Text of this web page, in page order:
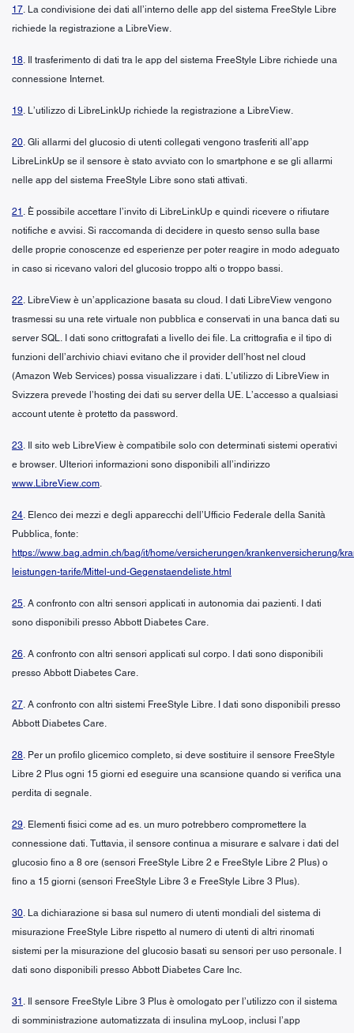
17. La condivisione dei dati all’interno delle app del sistema FreeStyle Libre
richiede la registrazione a LibreView.
18. Il trasferimento di dati tra le app del sistema FreeStyle Libre richiede una
connessione Internet.
19. L’utilizzo di LibreLinkUp richiede la registrazione a LibreView.
20. Gli allarmi del glucosio di utenti collegati vengono trasferiti all’app
LibreLinkUp se il sensore è stato avviato con lo smartphone e se gli allarmi
nelle app del sistema FreeStyle Libre sono stati attivati.
21 . È possibile accettare l’invito di LibreLinkUp e quindi ricevere o rifiutare
notifiche e avvisi. Si raccomanda di decidere in questo senso sulla base
delle proprie conoscenze ed esperienze per poter reagire in modo adeguato
in caso si ricevano valori del glucosio troppo alti o troppo bassi.
22. LibreView è un’applicazione basata su cloud. I dati LibreView vengono
trasmessi su una rete virtuale non pubblica e conservati in una banca dati su
server SQL. I dati sono crittografati a livello dei file. La crittografia e il tipo di
funzioni dell’archivio chiavi evitano che il provider dell’host nel cloud
(Amazon Web Services) possa visualizzare i dati. L’utilizzo di LibreView in
Svizzera prevede l’hosting dei dati su server della UE. L’accesso a qualsiasi
account utente è protetto da password.
23. Il sito web LibreView è compatibile solo con determinati sistemi operativi
e browser. Ulteriori informazioni sono disponibili all’indirizzo
www.LibreView.com.
24. Elenco dei mezzi e degli apparecchi dell’Ufficio Federale della Sanità
Pubblica, fonte:
https://www.bag.admin.ch/bag/it/home/versicherungen/krankenversicherung/
leistungen-tarife/Mittel-und-Gegenstaendeliste.html
25. A confronto con altri sensori applicati in autonomia dai pazienti. I dati
sono disponibili presso Abbott Diabetes Care.
26. A confronto con altri sensori applicati sul corpo. I dati sono disponibili
presso Abbott Diabetes Care.
27. A confronto con altri sistemi FreeStyle Libre. I dati sono disponibili presso
Abbott Diabetes Care.
28. Per un profilo glicemico completo, si deve sostituire il sensore FreeStyle
Libre 2 Plus ogni 15 giorni ed eseguire una scansione quando si verifica una
perdita di segnale.
29. Elementi fisici come ad es. un muro potrebbero compromettere la
connessione dati. Tuttavia, il sensore continua a misurare e salvare i dati del
glucosio fino a 8 ore (sensori FreeStyle Libre 2 e FreeStyle Libre 2 Plus) o
fino a 15 giorni (sensori FreeStyle Libre 3 e FreeStyle Libre 3 Plus).
30. La dichiarazione si basa sul numero di utenti mondiali del sistema di
misurazione FreeStyle Libre rispetto al numero di utenti di altri rinomati
sistemi per la misurazione del glucosio basati su sensori per uso personale. I
dati sono disponibili presso Abbott Diabetes Care Inc.
31 . Il sensore FreeStyle Libre 3 Plus è omologato per l’utilizzo con il sistema
di somministrazione automatizzata di insulina myLoop, inclusi l’app